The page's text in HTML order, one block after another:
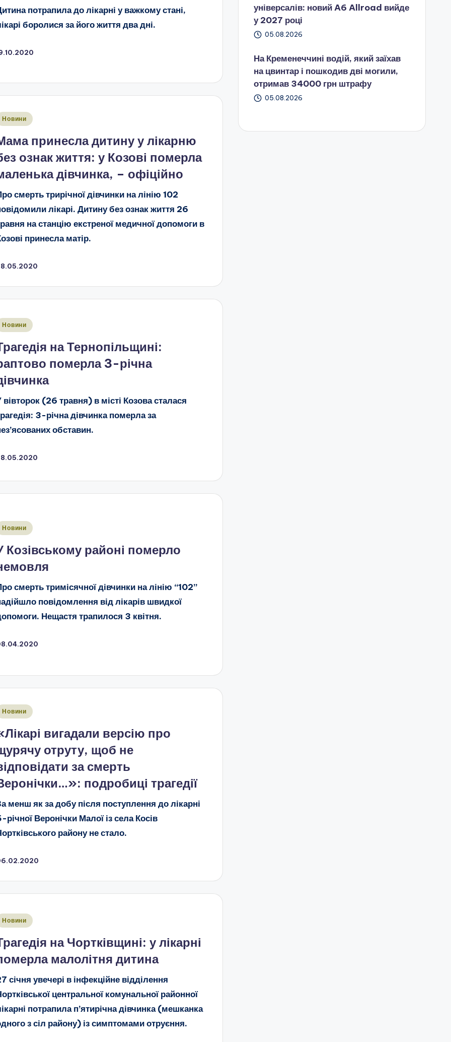
потрапила до лікарні у важкому стані,
боролися за його життя два дні.
Новини
принесла дитину у лікарню
ознак життя: у Козові померла
дівчинка, – офіційно
смерть трирічної дівчинки на лінію 102
лікарі. Дитину без ознак життя 26
на станцію екстреної медичної допомоги в
принесла матір.
Новини
на Тернопільщині:
померла 3-річна
вівторок (26 травня) в місті Козова сталася
3-річна дівчинка померла за
обставин.
Новини
Козівському районі померло
смерть тримісячної дівчинки на лінію “102”
повідомлення від лікарів швидкої
Нещастя трапилося 3 квітня.
Новини
вигадали версію про
отруту, щоб не
за смерть
подробиці трагедії
менш як за добу після поступлення до лікарні
річної Веронічки Малої із села Косів
району не стало.
Новини
на Чортківщині: у лікарні
малолітня дитина
січня увечері в інфекційне відділення
центральної комунальної районної
потрапила п’ятирічна дівчинка (мешканка
з сіл району) із симптомами отруєння.
універсалів: новий A6 Allroad вийде
у 2027 році
05.08.2026
На Кременеччині водій, який заїхав
на цвинтар і пошкодив дві могили,
отримав 34000 грн штрафу
05.08.2026